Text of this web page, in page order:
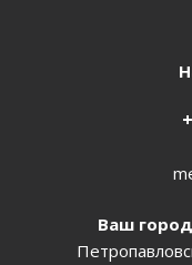
Ваш город